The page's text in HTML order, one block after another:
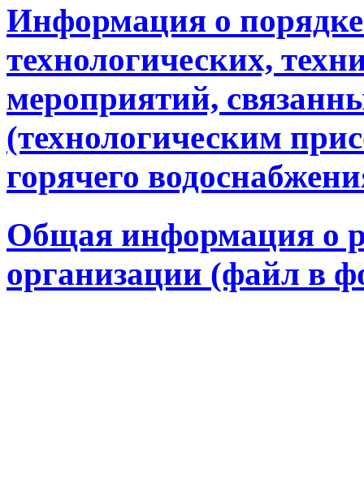
Информация о
технологических,
мероприятий,
(технологическим
горячего
Общая информация о
организации (файл в